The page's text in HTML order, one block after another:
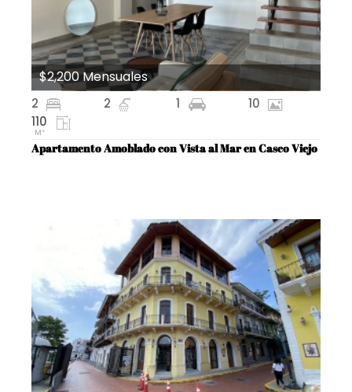
Apartamento Amoblado con Vista al Mar en Casco Viejo
2 2 1
10
110
M²
$2,200 Mensuales